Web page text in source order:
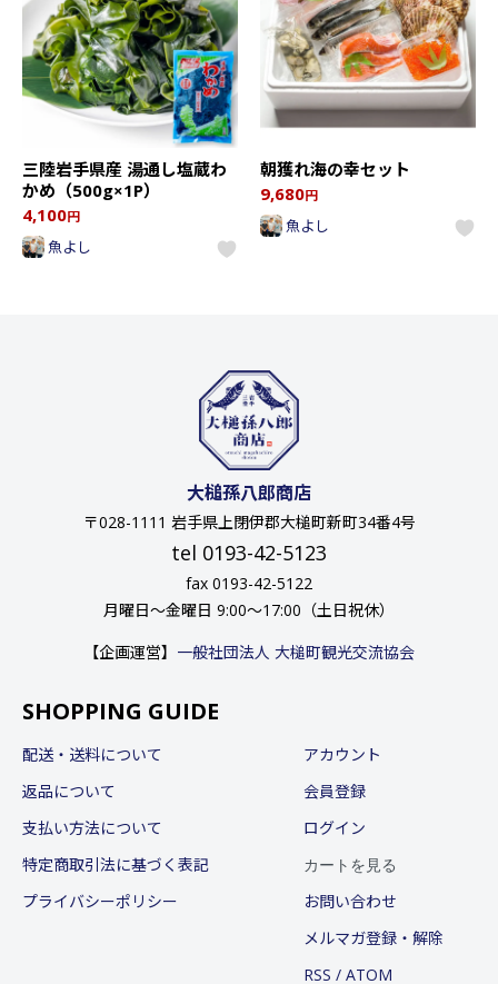
三陸岩手県産 湯通し塩蔵わ
かめ（500g×1P）
4,100円
魚よし
朝獲れ海の幸セット
9,680円
魚よし
大槌孫八郎商店
〒028-1111 岩手県上閉伊郡大槌町新町34番4号
tel 0193-42-5123
fax 0193-42-5122
月曜日〜金曜日 9:00〜17:00（土日祝休）
【企画運営】 一般社団法人 大槌町観光交流協会
SHOPPING GUIDE
配送・送料について
返品について
支払い方法について
特定商取引法に基づく表記
プライバシーポリシー
アカウント
会員登録
ログイン
カートを見る
お問い合わせ
メルマガ登録・解除
RSS / ATOM